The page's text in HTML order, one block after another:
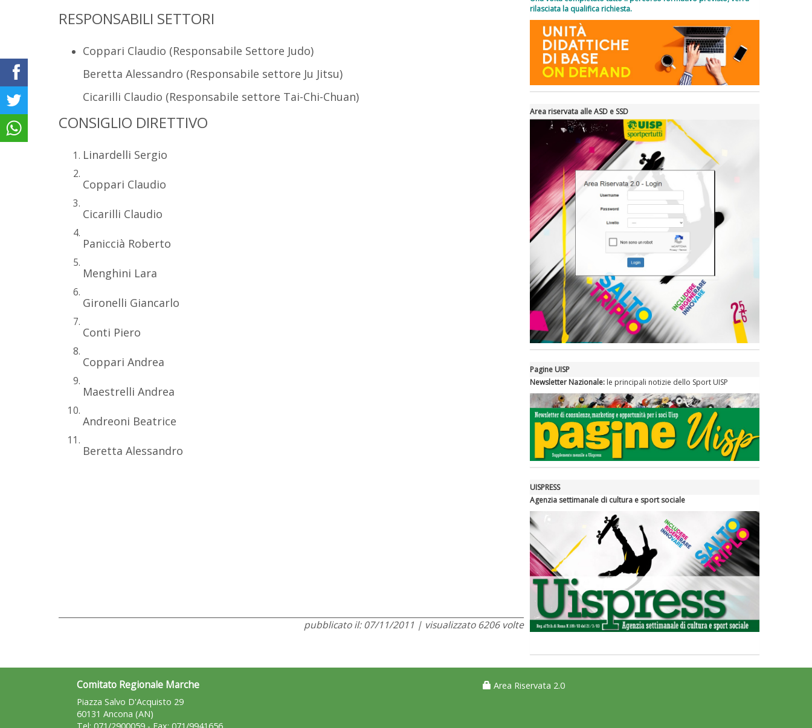
RESPONSABILI SETTORI
Coppari Claudio (Responsabile Settore Judo)
Beretta Alessandro (Responsabile settore Ju Jitsu)
Cicarilli Claudio (Responsabile settore Tai-Chi-Chuan)
CONSIGLIO DIRETTIVO
Linardelli Sergio
Coppari Claudio
Cicarilli Claudio
Paniccià Roberto
Menghini Lara
Gironelli Giancarlo
Conti Piero
Coppari Andrea
Maestrelli Andrea
Andreoni Beatrice
Beretta Alessandro
pubblicato il: 07/11/2011 | visualizzato 6206 volte
rilasciata la qualifica richiesta.
Area riservata alle ASD e SSD
Pagine UISP
Newsletter Nazionale: le principali notizie dello Sport UISP
UISPRESS
Agenzia settimanale di cultura e sport sociale
Comitato Regionale Marche
Piazza Salvo D'Acquisto 29
60131 Ancona (AN)
Tel: 071/2900059 - Fax: 071/9941656
Area Riservata 2.0